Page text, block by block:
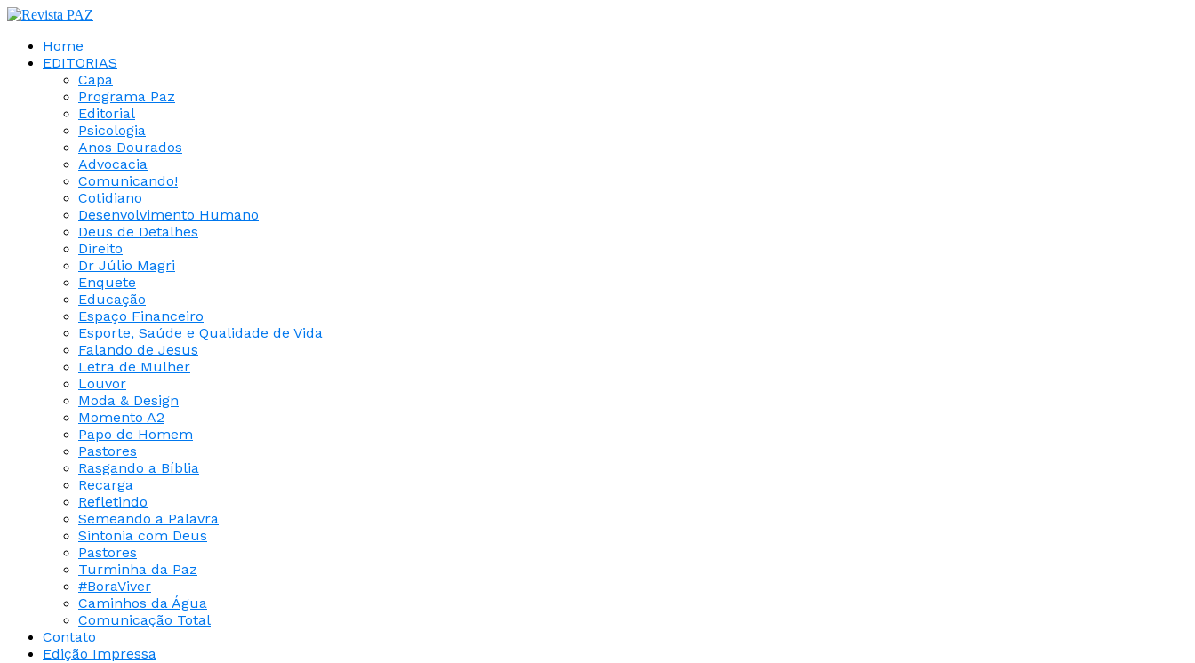
Home
EDITORIAS
Capa
Programa Paz
Editorial
Psicologia
Anos Dourados
Advocacia
Comunicando!
Cotidiano
Desenvolvimento Humano
Deus de Detalhes
Direito
Dr Júlio Magri
Enquete
Educação
Espaço Financeiro
Esporte, Saúde e Qualidade de Vida
Falando de Jesus
Letra de Mulher
Louvor
Moda & Design
Momento A2
Papo de Homem
Pastores
Rasgando a Bíblia
Recarga
Refletindo
Semeando a Palavra
Sintonia com Deus
Pastores
Turminha da Paz
#BoraViver
Caminhos da Água
Comunicação Total
Contato
Edição Impressa